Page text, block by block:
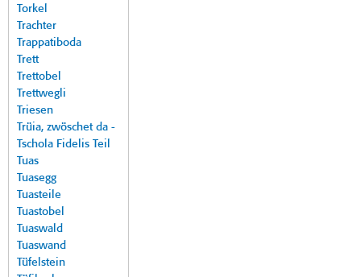
Torkel
Trachter
Trappatiboda
Trett
Trettobel
Trettwegli
Triesen
Trüia, zwöschet da -
Tschola Fidelis Teil
Tuas
Tuasegg
Tuasteile
Tuastobel
Tuaswald
Tuaswand
Tüfelstein